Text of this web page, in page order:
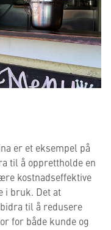
er et eksempel på
til å opprettholde en
kostnadseffektive
i bruk. Det at
til å redusere
for både kunde og